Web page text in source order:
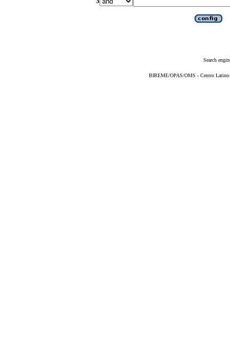
Search
BIREME/OPAS/OMS - Centro Latino-